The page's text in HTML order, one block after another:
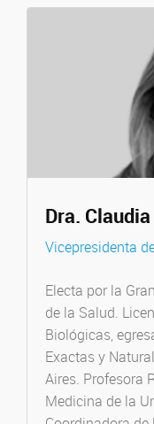
Dra.
Vicepresidenta
Electa por la
de la Salud.
Biológicas,
Exactas y
Aires. Profesora
Medicina de la